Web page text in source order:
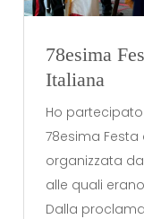
78esima
Italiana
Ho
78esima
organizzata
alle quali
Dalla